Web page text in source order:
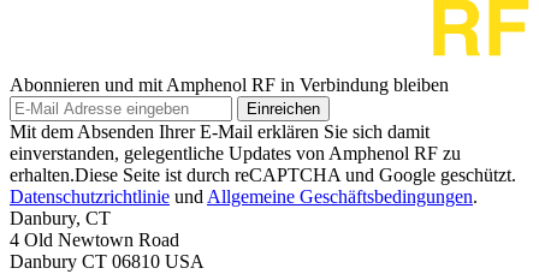
Abonnieren und mit Amphenol RF in Verbindung bleiben
Einreichen
Mit dem Absenden Ihrer E-Mail erklären Sie sich damit
einverstanden, gelegentliche Updates von Amphenol RF zu
erhalten.Diese Seite ist durch reCAPTCHA und Google geschützt.
Datenschutzrichtlinie und Allgemeine Geschäftsbedingungen.
Danbury, CT
4 Old Newtown Road
Danbury CT 06810 USA